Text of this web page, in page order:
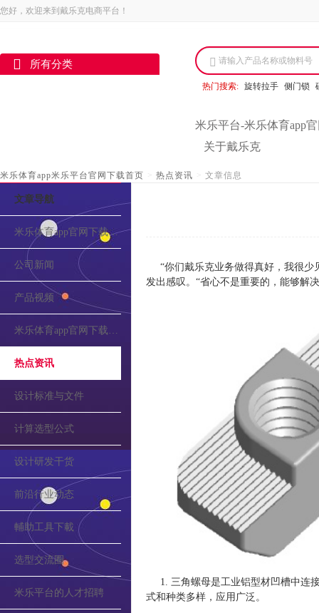
您好，欢迎来到戴乐克电商平台！
所有分类 请输入产品名称或物料号
热门搜索: 旋转拉手 侧门锁
米乐平台-米乐体育app
关于戴乐克
米乐体育app米乐平台官网下载首页 > 热点资讯 > 文章信息
文章导航
米乐体育app官网下载的介绍
公司新闻
产品视频
米乐体育app官网下载的公告
热点资讯
设计标准与文件
计算选型公式
设计研发干货
前沿行业动态
輔助工具下載
选型交流圈
米乐平台的人才招聘
“你们戴乐克业务做得真好，我很
发出感叹。“省心不是重要的，能够解
1. 三角螺母是工业铝型材凹槽中连
式和种类多样，应用广泛。